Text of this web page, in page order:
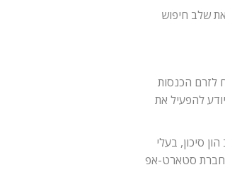
שלב חיפוש
לזרם הכנסות
להפעיל את
סיכון, בעלי
מחברת סטארט-אפ